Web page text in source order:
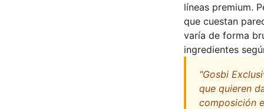
líneas premium.
que cuestan
varía de forma
ingredientes
"Gosbi
que quieren
composición